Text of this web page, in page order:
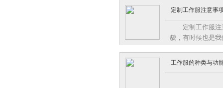
督管理,保证了质
于工作服的知识
定制工作服注意事
定制工作服
貌，有时候也是
的设计中需要考
企业的文化，来
装。
工作服的种类与功